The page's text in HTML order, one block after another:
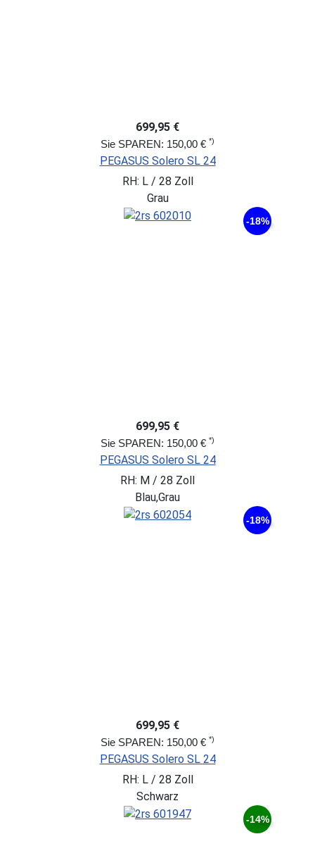
699,95 €
Sie SPAREN: 150,00 € *)
PEGASUS Solero SL 24
RH: L / 28 Zoll
Grau
-18%
699,95 €
Sie SPAREN: 150,00 € *)
PEGASUS Solero SL 24
RH: M / 28 Zoll
Blau,Grau
-18%
699,95 €
Sie SPAREN: 150,00 € *)
PEGASUS Solero SL 24
RH: L / 28 Zoll
Schwarz
-14%